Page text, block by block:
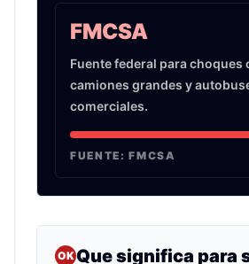
FMCSA
Fuente federal para choques
camiones grandes y
comerciales.
FUENTE:FMCSA
OKQue significa para